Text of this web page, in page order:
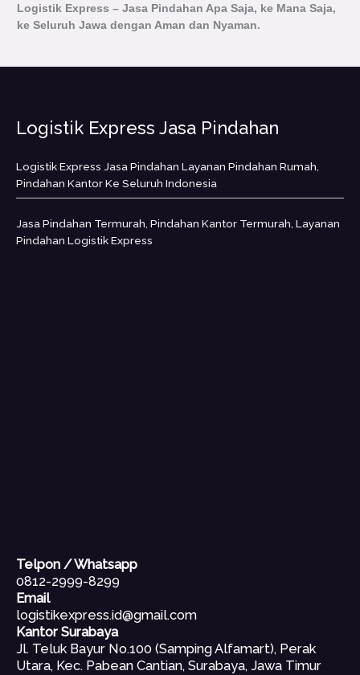
Logistik Express – Jasa Pindahan Apa Saja, ke Mana Saja,
ke Seluruh Jawa dengan Aman dan Nyaman.
Logistik Express Jasa Pindahan
Logistik Express Jasa Pindahan Layanan Pindahan Rumah,
Pindahan Kantor Ke Seluruh Indonesia
Jasa Pindahan Termurah, Pindahan Kantor Termurah, Layanan
Pindahan Logistik Express
Telpon / Whatsapp
0812-2999-8299
Email
logistikexpress.id@gmail.com
Kantor Surabaya
Jl. Teluk Bayur No.100 (Samping Alfamart), Perak
Utara, Kec. Pabean Cantian, Surabaya, Jawa Timur